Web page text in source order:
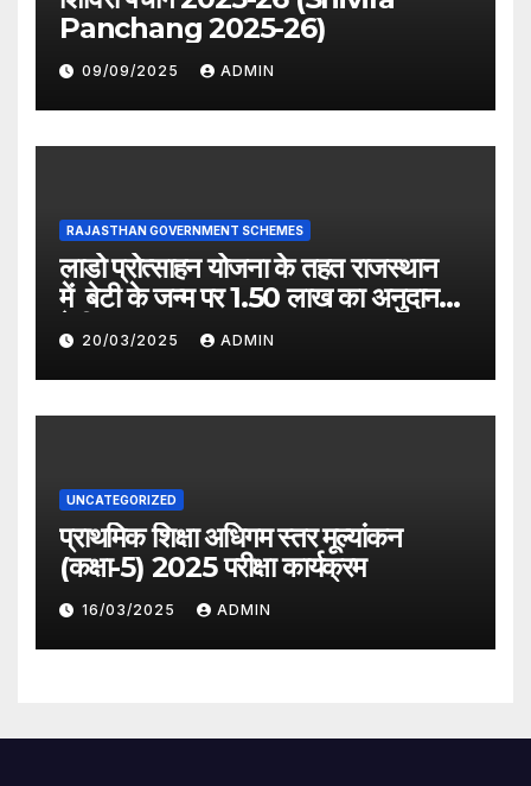
Panchang 2025-26)
09/09/2025 ADMIN
RAJASTHAN GOVERNMENT SCHEMES
लाडो प्रोत्साहन योजना के तहत राजस्थान
में बेटी के जन्म पर 1.50 लाख का अनुदान
देगी सरकार
20/03/2025 ADMIN
UNCATEGORIZED
प्राथमिक शिक्षा अधिगम स्तर मूल्यांकन
(कक्षा-5) 2025 परीक्षा कार्यक्रम
16/03/2025 ADMIN